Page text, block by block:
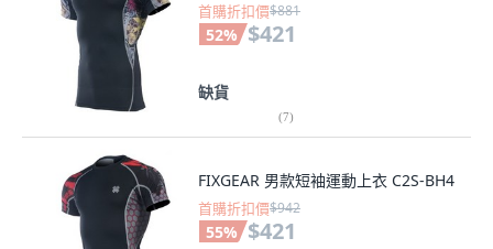
首購折扣價$881
52% $421
缺貨
(7)
FIXGEAR 男款短袖運動上衣 C2S-BH4
首購折扣價$942
55% $421